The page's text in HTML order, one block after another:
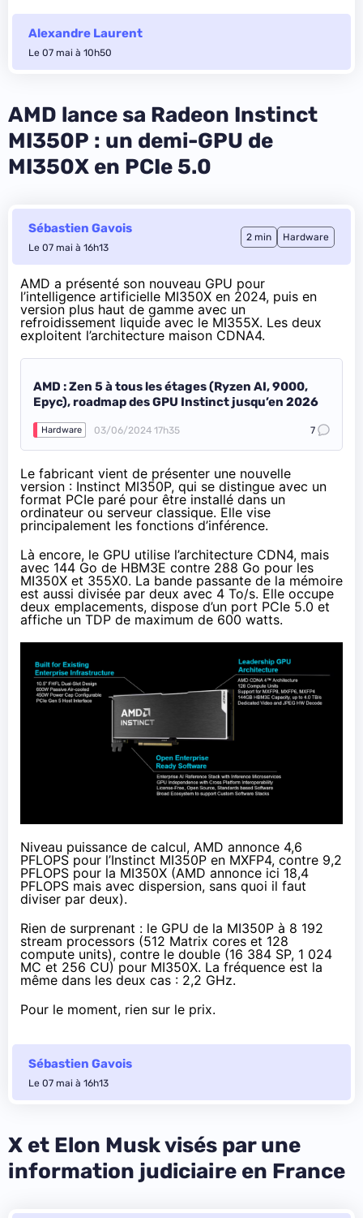
Alexandre Laurent
Le 07 mai à 10h50
AMD lance sa Radeon Instinct
MI350P : un demi-GPU de
MI350X en PCIe 5.0
Sébastien Gavois
Le 07 mai à 16h13
2 min Hardware
AMD a présenté son nouveau GPU pour
l’intelligence artificielle MI350X en 2024, puis en
version plus haut de gamme avec un
refroidissement liquide avec le MI355X. Les deux
exploitent l’architecture maison CDNA4.
AMD : Zen 5 à tous les étages (Ryzen AI, 9000,
Epyc), roadmap des GPU Instinct jusqu’en 2026
Hardware 03/06/2024 17h35 7
Le fabricant vient de présenter une nouvelle
version : Instinct MI350P, qui se distingue avec un
format PCIe paré pour être installé dans un
ordinateur ou serveur classique. Elle vise
principalement les fonctions d’inférence.
Là encore, le GPU utilise l’architecture CDN4, mais
avec 144 Go de HBM3E contre 288 Go pour les
MI350X et 355X0. La bande passante de la mémoire
est aussi divisée par deux avec 4 To/s. Elle occupe
deux emplacements, dispose d’un port PCIe 5.0 et
affiche un TDP de maximum de 600 watts.
Niveau puissance de calcul, AMD annonce 4,6
PFLOPS pour l’Instinct MI350P en MXFP4, contre 9,2
PFLOPS pour la MI350X (AMD annonce ici 18,4
PFLOPS mais avec dispersion, sans quoi il faut
diviser par deux).
Rien de surprenant : le GPU de la MI350P à 8 192
stream processors (512 Matrix cores et 128
compute units), contre le double (16 384 SP, 1 024
MC et 256 CU) pour MI350X. La fréquence est la
même dans les deux cas : 2,2 GHz.
Pour le moment, rien sur le prix.
Sébastien Gavois
Le 07 mai à 16h13
X et Elon Musk visés par une
information judiciaire en France